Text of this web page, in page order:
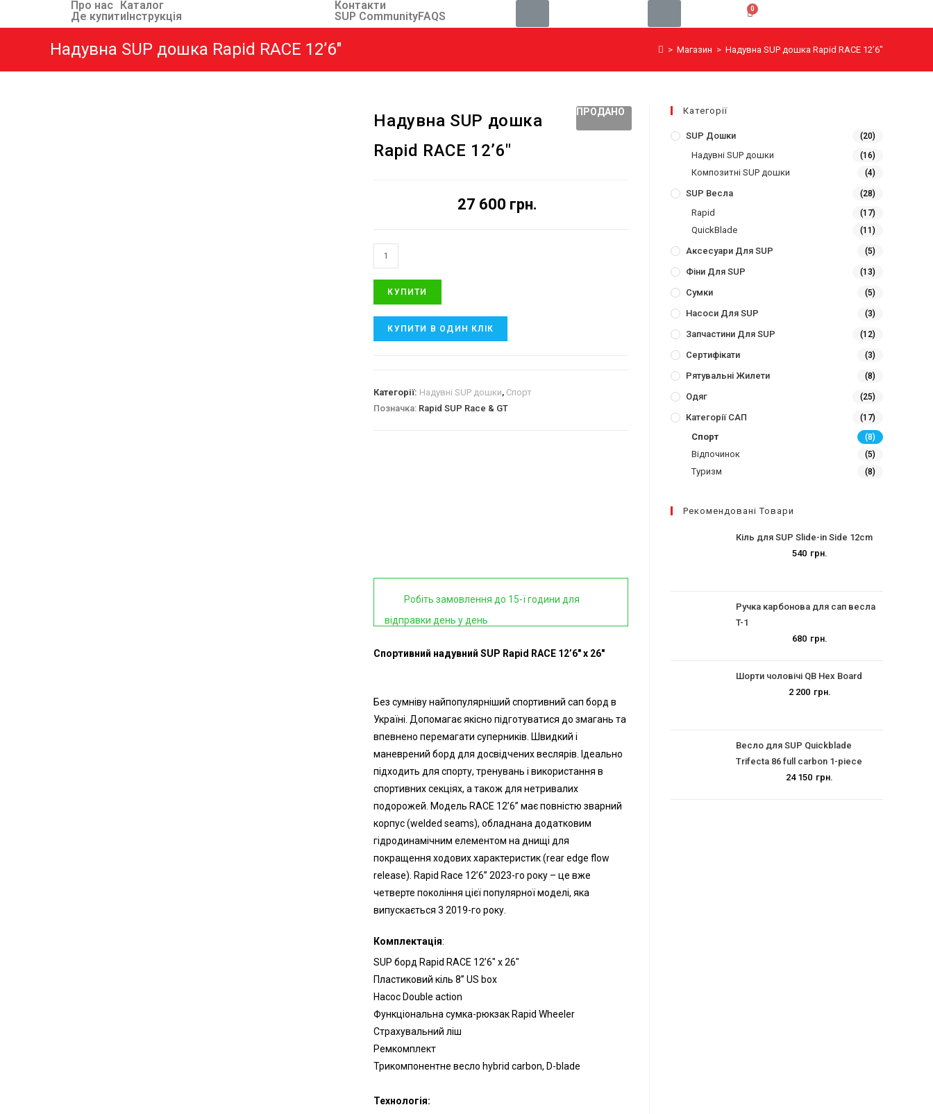
Про нас Каталог
Де купитиІнструкція
Контакти
SUP CommunityFAQS
Надувна SUP дошка Rapid RACE 12’6″ > Магазин > Надувна SUP дошка Rapid RACE 12’6″
Надувна SUP дошка
Rapid RACE 12’6″
грн.
27 600
КУПИТИ
КУПИТИ В ОДИН КЛІК
Категорії: Надувні SUP дошки, Спорт
Позначка: Rapid SUP Race & GT
Робіть замовлення до 15-ї години для
відправки день у день
Спортивний надувний SUP Rapid RACE 12’6″ x 26″
Без сумніву найпопулярніший спортивний сап борд в
Україні. Допомагає якісно підготуватися до змагань та
впевнено перемагати суперників. Швидкий і
маневрений борд для досвідчених веслярів. Ідеально
підходить для спорту, тренувань і використання в
спортивних секціях, а також для нетривалих
подорожей. Модель RACE 12’6” має повністю зварний
корпус (welded seams), обладнана додатковим
гідродинамічним елементом на днищі для
покращення ходових характеристик (rear edge flow
release). Rapid Race 12’6” 2023-го року – це вже
четверте покоління цієї популярної моделі, яка
випускається 3 2019-го року.
Комплектація:
SUP борд Rapid RACE 12’6″ x 26″
Пластиковий кіль 8” US box
Насос Double action
Функціональна сумка-рюкзак Rapid Wheeler
Страхувальний ліш
Ремкомплект
Трикомпонентне весло hybrid carbon, D-blade
Технологія:
ПРОДАНО Категорії
SUP Дошки (20)
Надувні SUP дошки (16)
Композитні SUP дошки (4)
SUP Весла (28)
Rapid (17)
QuickBlade (11)
Аксесуари Для SUP (5)
Фіни Для SUP (13)
Сумки (5)
Насоси Для SUP (3)
Запчастини Для SUP (12)
Сертифікати (3)
Рятувальні Жилети (8)
Одяг (25)
Категорії САП (17)
Спорт (8)
Відпочинок (5)
Туризм (8)
Рекомендовані Товари
Кіль для SUP Slide-in Side 12cm
грн.
540
Ручка карбонова для сап весла
T-1
грн.
680
Шорти чоловічі QB Hex Board
грн.
2 200
Весло для SUP Quickblade
Trifecta 86 full carbon 1-piece
грн.
24 150